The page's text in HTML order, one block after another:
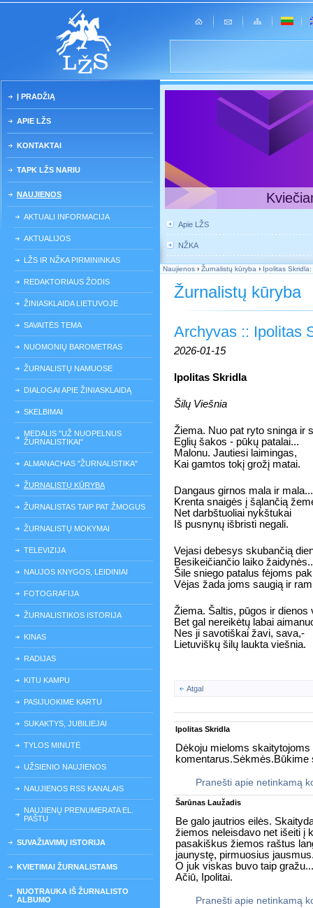
Į PRADŽIĄ
APIE LŽS
KONTAKTAI
TAPK LŽS NARIU
NAUJIENOS
AKTUALI INFORMACIJA
AKTUALIJOS
LŽS IR NŽKA PIRMININKAS
REDAKTORIAUS ŽODIS
ŽINIASKLAIDA LIETUVOJE
SAVAITĖS TEMA
NUOMONIŲ BAROMETRAS
ŽURNALISTŲ NAMUOSE
DIALOGAI APIE ŽINIASKLAIDĄ
SKELBIMAI
MEDALIS "UŽ NUOPELNUS
ŽURNALISTIKAI"
ALMANACHAS "ŽURNALISTIKA"
ŽURNALISTŲ KŪRYBA
ŽURNALISTAS TAIP PAT ŽMOGUS
ŽURNALISTŲ MOKYMAI
TELEVIZIJA
NAUJOS KNYGOS, LEIDINIAI
FOTOGRAFIJA
ŽURNALISTIKOS ISTORIJA
KINAS
RADIJAS
KITU KAMPU
PASIJUOKIME KARTU
SUKAKTYS, JUBILIEJAI
TYLOS MINUTĖ
UŽSIENIO NAUJIENOS
NAUJIENOS RSS KANALAIS
NAUJIENŲ PRENUMERATA EL.
PAŠTU
SUVAŽIAVIMŲ ISTORIJA
KVIETIMAI ŽURNALISTAMS
NUOTRAUKA IŠ ŽURNALISTO
ALBUMO
Apie LŽS
NŽKA
Naujienos › Žurnalistų kūryba › Ipolitas
Žurnalistų kūryba
Archyvas :: Ipolitas
2026-01-15
Ipolitas Skridla
Šilų Viešnia
Žiema. Nuo pat ryto sninga ir
Eglių šakos - pūkų patalai...
Malonu. Jautiesi laimingas,
Kai gamtos tokį grožį matai.
Dangaus girnos mala ir mala...
Krenta snaigės į šąlančią
Net darbštuoliai nykštukai
Iš pusnynų išbristi negali.
Vejasi debesys skubančią
Besikeičiančio laiko
Šile sniego patalus fėjoms
Vėjas žada joms saugią ir
Žiema. Šaltis, pūgos ir dienos
Bet gal nereikėtų labai
Nes ji savotiškai žavi, sava,-
Lietuviškų šilų laukta viešnia.
Atgal
Ipolitas Skridla
Dėkoju mieloms
komentarus.Sėkmės.Būkime
Pranešti apie netinkamą
Šarūnas Laužadis
Be galo jautrios eilės.
žiemos neleisdavo net išeiti į
pasakiškus žiemos raštus
jaunystę, pirmuosius
O juk viskas buvo taip
Ačiū, Ipolitai.
Pranešti apie netinkamą